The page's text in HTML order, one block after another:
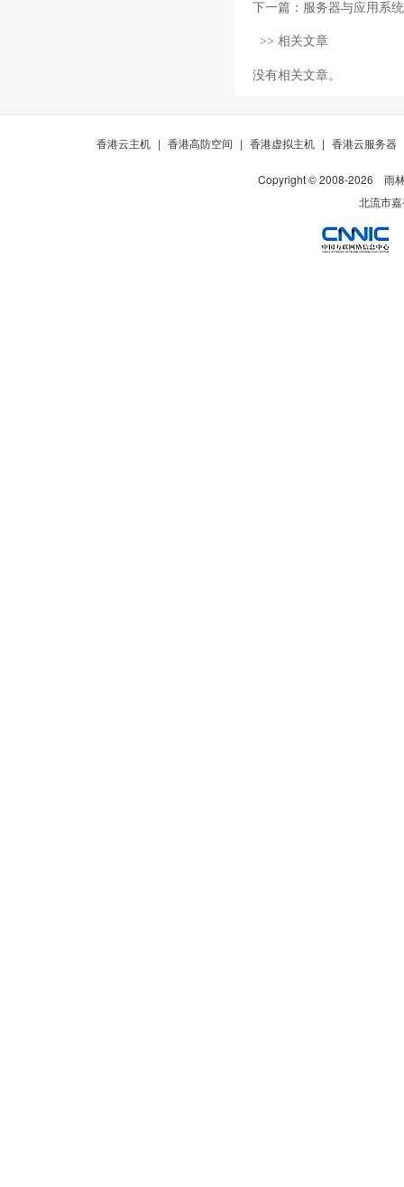
下一篇： 服务器与应用系
>> 相关文章
没有相关文章。
香港云主机 | 香港高防空间 | 香港虚拟主机 | 香港云服务器
Copyright © 2008-2026
雨
北流市